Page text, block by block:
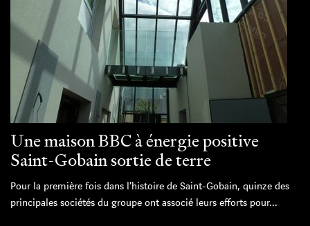
Une maison BBC à énergie positive
Saint-Gobain sortie de terre
Pour la première fois dans l’histoire de Saint-Gobain, quinze des
principales sociétés du groupe ont associé leurs efforts pour...